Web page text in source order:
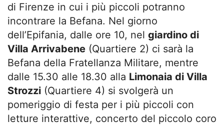
di Firenze in cui i più piccoli potranno
incontrare la Befana. Nel giorno
dell’Epifania, dalle ore 10, nel giardino di
Villa Arrivabene (Quartiere 2) ci sarà la
Befana della Fratellanza Militare, mentre
dalle 15.30 alle 18.30 alla Limonaia di Villa
Strozzi (Quartiere 4) si svolgerà un
pomeriggio di festa per i più piccoli con
letture interattive, concerto del piccolo coro